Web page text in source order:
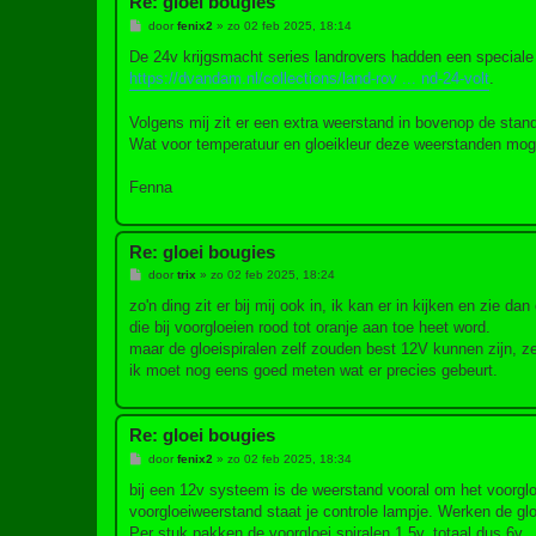
B
r
c
doorfenix2 » zo 02 feb 2025, 18:14
De 24v krijgsmacht series landrovers hadden een
https://dvandam.nl/collections/land-rov ... nd-24-volt
Volgens mij zit er een extra weerstand in bovenop de
Wat voor temperatuur en gloeikleur deze weerstanden
Fenna
Re: gloei bougies
B
r
c
h
doortrix» zo 02 feb 2025, 18:24
zo'n ding zit er bij mij ook in, ik kan er in kijken en zie dan
die bij voorgloeien rood tot oranje aan toe heet word.
maar de gloeispiralen zelf zouden best 12V kunnen zijn,
ik moet nog eens goed meten wat er precies gebeurt.
Re: gloei bougies
B
r
i
c
h
doorfenix2 » zo 02 feb 2025, 18:34
bij een 12v systeem is de weerstand vooral om het
voorgloeiweerstand staat je controle lampje. Werken de